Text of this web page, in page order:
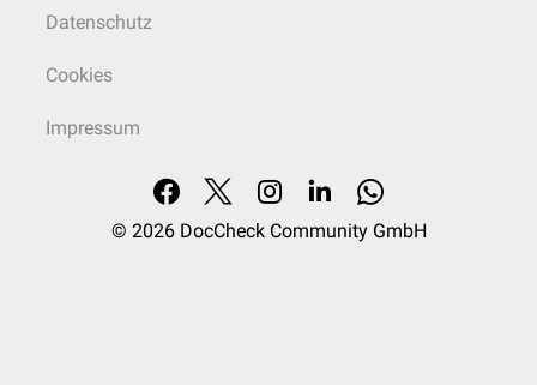
Datenschutz
Cookies
Impressum
© 2026 DocCheck Community GmbH